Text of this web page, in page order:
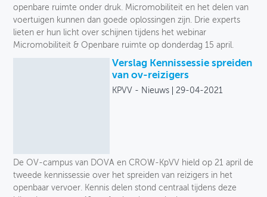
openbare ruimte onder druk. Micromobiliteit en het delen van
voertuigen kunnen dan goede oplossingen zijn. Drie experts
lieten er hun licht over schijnen tijdens het webinar
Micromobiliteit & Openbare ruimte op donderdag 15 april.
Verslag Kennissessie spreiden
van ov-reizigers
KPVV - Nieuws 29-04-2021
De OV-campus van DOVA en CROW-KpVV hield op 21 april de
tweede kennissessie over het spreiden van reizigers in het
openbaar vervoer. Kennis delen stond centraal tijdens deze